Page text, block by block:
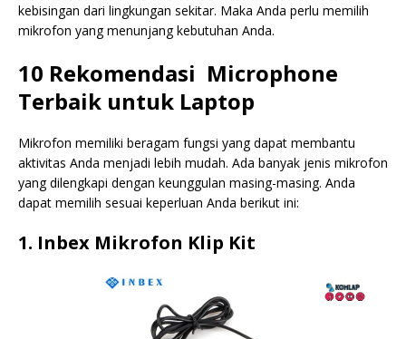
kebisingan dari lingkungan sekitar. Maka Anda perlu memilih
mikrofon yang menunjang kebutuhan Anda.
10 Rekomendasi Microphone
Terbaik untuk Laptop
Mikrofon memiliki beragam fungsi yang dapat membantu
aktivitas Anda menjadi lebih mudah. Ada banyak jenis mikrofon
yang dilengkapi dengan keunggulan masing-masing. Anda
dapat memilih sesuai keperluan Anda berikut ini:
1. Inbex Mikrofon Klip Kit